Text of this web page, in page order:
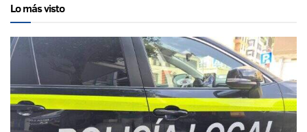
Lo más visto